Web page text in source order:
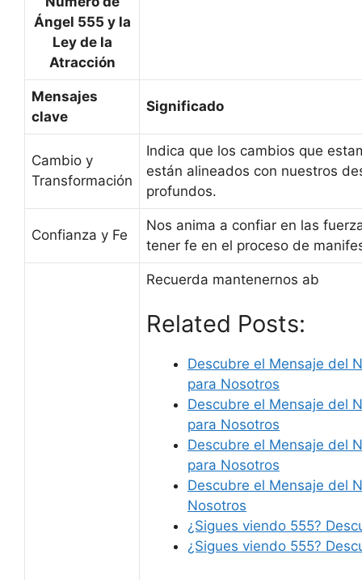
Ángel 555 y la
Ley de la
Atracción
Mensajes
clave
Significado
Cambio y
Transformación
Indica que los cambios que
están alineados con nuestros
profundos.
Confianza y Fe
Nos anima a confiar en las
tener fe en el proceso de
Recuerda mantenernos ab
Related Posts:
Descubre el Mensaje del
para Nosotros
Descubre el Mensaje del
para Nosotros
Descubre el Mensaje del
para Nosotros
Descubre el Mensaje del
Nosotros
¿Sigues viendo 555?
¿Sigues viendo 555?